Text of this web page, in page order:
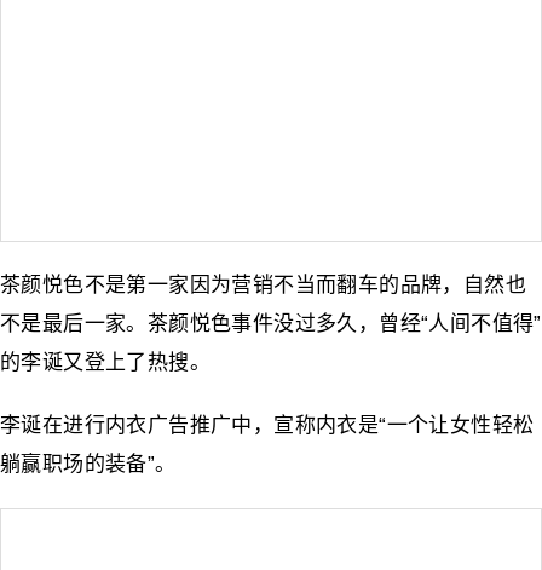
茶颜悦色不是第一家因为营销不当而翻车的品牌，自然也
不是最后一家。茶颜悦色事件没过多久，曾经“人间不值得”
的李诞又登上了热搜。
李诞在进行内衣广告推广中，宣称内衣是“一个让女性轻松
躺赢职场的装备”。